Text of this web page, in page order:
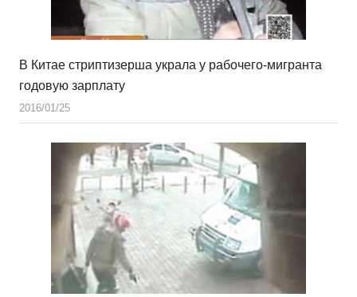
В Китае стриптизерша украла у рабочего-мигранта
годовую зарплату
2016/01/25